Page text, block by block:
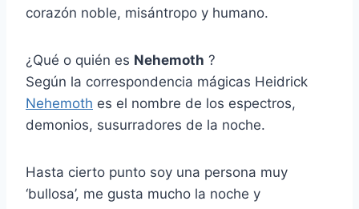
corazón noble, misántropo y humano.
¿Qué o quién es Nehemoth ?
Según la correspondencia mágicas Heidrick
Nehemoth es el nombre de los espectros,
demonios, susurradores de la noche.
Hasta cierto punto soy una persona muy
‘bullosa’, me gusta mucho la noche y